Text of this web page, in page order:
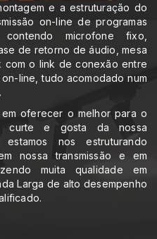
e a estruturação do
on-line de programas
microfone fixo,
de retorno de áudio, mesa
com o link de conexão entre
line, tudo acomodado num
em oferecer o melhor para o
curte e gosta da nossa
estamos nos estruturando
nossa transmissão e em
muita qualidade em
Larga de alto desempenho